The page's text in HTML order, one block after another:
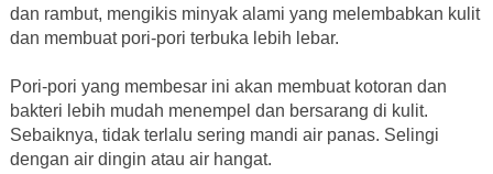
dan rambut, mengikis minyak alami yang melembabkan kulit
dan membuat pori-pori terbuka lebih lebar.
Pori-pori yang membesar ini akan membuat kotoran dan
bakteri lebih mudah menempel dan bersarang di kulit.
Sebaiknya, tidak terlalu sering mandi air panas. Selingi
dengan air dingin atau air hangat.